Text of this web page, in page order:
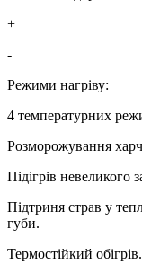
+
-
Режими нагріву:
4 температурних
Розморожування
Підігрів невеликого
Підтриня страв у
губи.
Термостійкий обігрів.